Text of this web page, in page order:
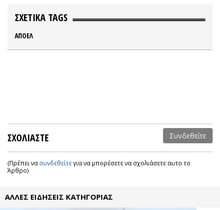
ΣΧΕΤΙΚΑ TAGS
ΑΠΟΕΛ
ΣΧΟΛΙΑΣΤΕ Συνδεθείτε
(Πρέπει να συνδεθείτεγια να μπορέσετε να σχολιάσετε αυτο το
Άρθρο)
ΑΛΛΕΣ ΕΙΔΗΣΕΙΣ ΚΑΤΗΓΟΡΙΑΣ